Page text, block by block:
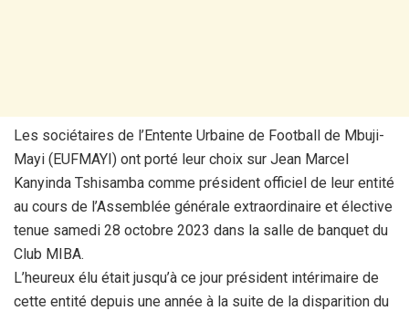
Les sociétaires de l’Entente Urbaine de Football de Mbuji-
Mayi (EUFMAYI) ont porté leur choix sur Jean Marcel
Kanyinda Tshisamba comme président officiel de leur entité
au cours de l’Assemblée générale extraordinaire et élective
tenue samedi 28 octobre 2023 dans la salle de banquet du
Club MIBA.
L’heureux élu était jusqu’à ce jour président intérimaire de
cette entité depuis une année à la suite de la disparition du